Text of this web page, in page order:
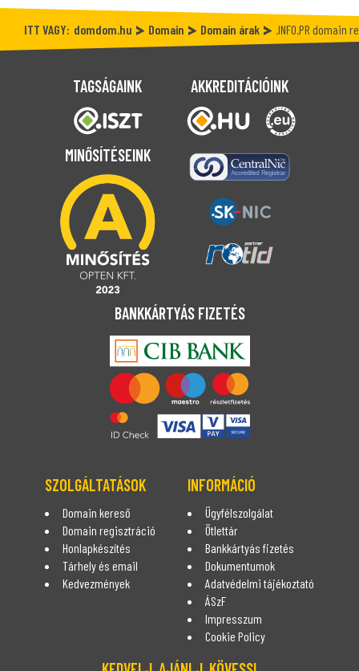
ITT VAGY: domdom.hu Domain Domain árak .INFO.PR domain
TAGSÁGAINK
MINŐSÍTÉSEINK
AKKREDITÁCIÓINK
BANKKÁRTYÁS FIZETÉS
SZOLGÁLTATÁSOK
Domain kereső
Domain regisztráció
Honlapkészítés
Tárhely és email
Kedvezmények
INFORMÁCIÓ
Ügyfélszolgálat
Ötlettár
Bankkártyás fizetés
Dokumentumok
Adatvédelmi tájékoztató
ÁSzF
Impresszum
Cookie Policy